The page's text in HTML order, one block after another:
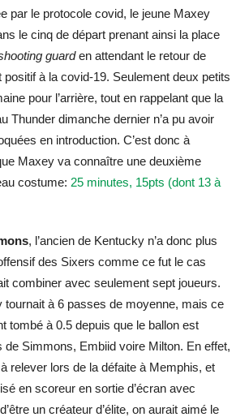
par le protocole covid, le jeune Maxey
le cinq de départ prenant ainsi la place
guarden attendant le retour de
positif à la covid-19. Seulement deux petits
pour l’arrière, tout en rappelant que la
Thunder dimanche dernier n’a pu avoir
en introduction. C’est donc à
Maxey va connaître une deuxième
costume: 25 minutes, 15pts (dont 13 à
, l’ancien de Kentucky n’a donc plus
des Sixers comme ce fut le cas
combiner avec seulement sept joueurs.
à 6 passes de moyenne, mais ce
tombé à 0.5 depuis que le ballon est
Simmons, Embiid voire Milton. En effet,
relever lors de la défaite à Memphis, et
en scoreur en sortie d’écran avec
un créateur d’élite, on aurait aimé le